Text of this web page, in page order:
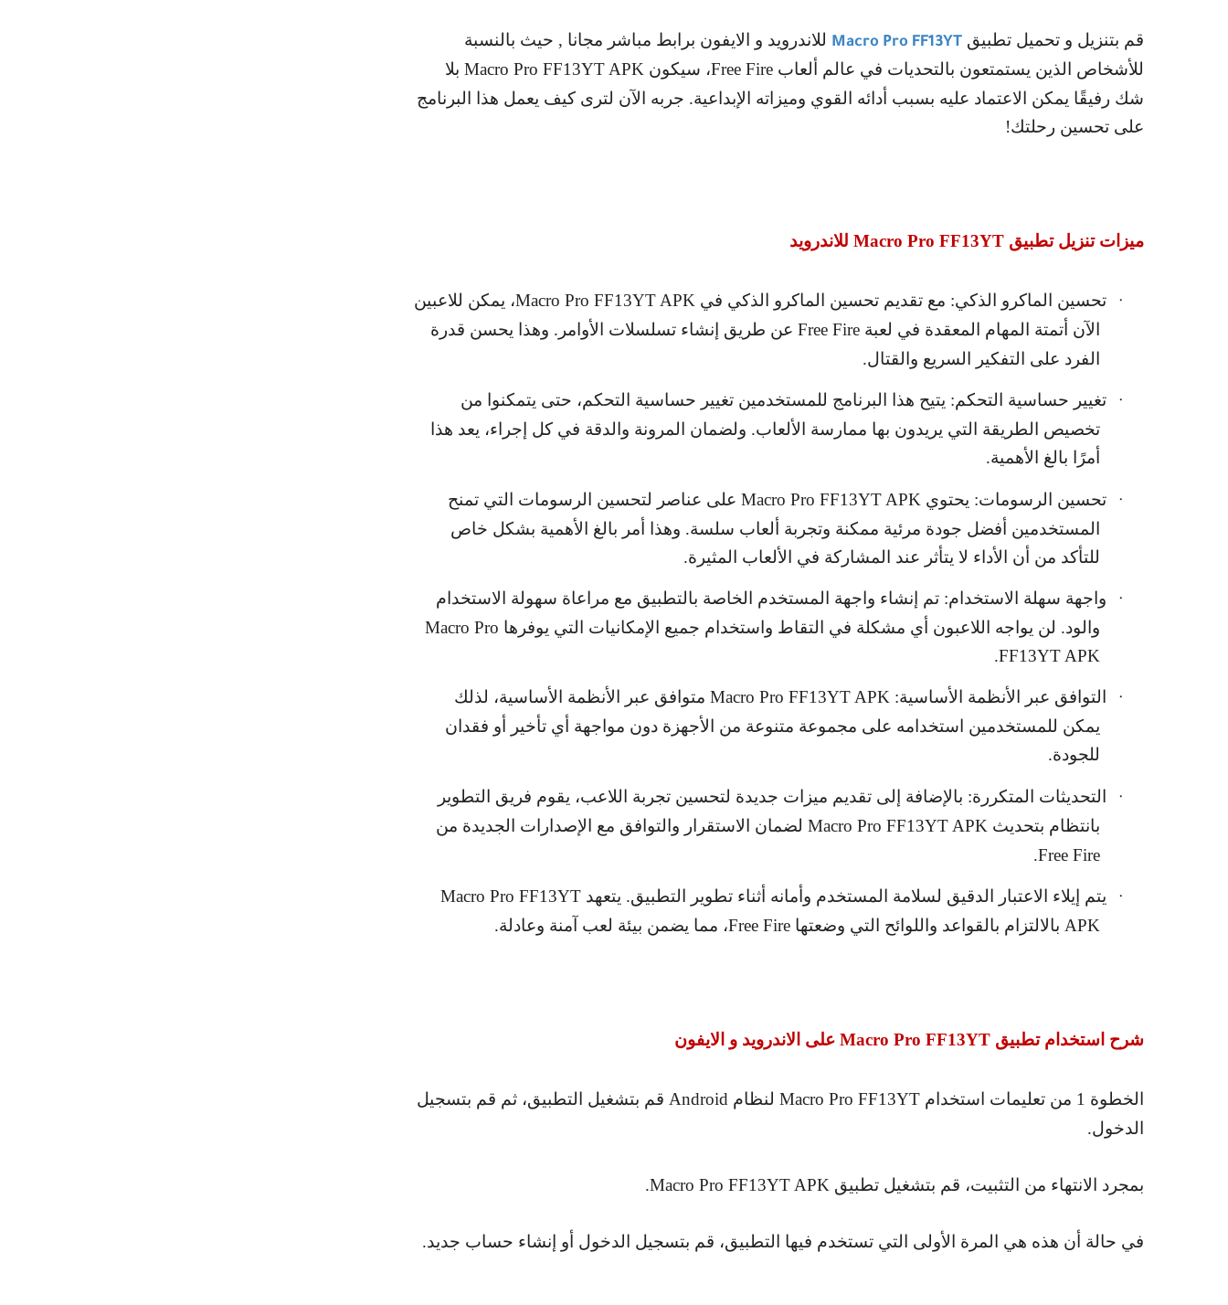
قم بتنزيل و تحميل تطبيق Macro Pro FF13YT للاندرويد و الايفون برابط مباشر مجانا , حيث بالنسبة
للأشخاص الذين يستمتعون بالتحديات في عالم ألعاب Free Fire، سيكون Macro Pro FF13YT APK بلا
شك رفيقًا يمكن الاعتماد عليه بسبب أدائه القوي وميزاته الإبداعية. جربه الآن لترى كيف يعمل هذا البرنامج
على تحسين رحلتك!
ميزات تنزيل تطبيق Macro Pro FF13YT للاندرويد
· تحسين الماكرو الذكي: مع تقديم تحسين الماكرو الذكي في Macro Pro FF13YT APK، يمكن للاعبين
الآن أتمتة المهام المعقدة في لعبة Free Fire عن طريق إنشاء تسلسلات الأوامر. وهذا يحسن قدرة
الفرد على التفكير السريع والقتال.
·
تغيير حساسية التحكم: يتيح هذا البرنامج للمستخدمين تغيير حساسية التحكم، حتى يتمكنوا من
تخصيص الطريقة التي يريدون بها ممارسة الألعاب. ولضمان المرونة والدقة في كل إجراء، يعد هذا
أمرًا بالغ الأهمية.
· تحسين الرسومات: يحتوي Macro Pro FF13YT APK على عناصر لتحسين الرسومات التي تمنح
المستخدمين أفضل جودة مرئية ممكنة وتجربة ألعاب سلسة. وهذا أمر بالغ الأهمية بشكل خاص
للتأكد من أن الأداء لا يتأثر عند المشاركة في الألعاب المثيرة.
·
واجهة سهلة الاستخدام: تم إنشاء واجهة المستخدم الخاصة بالتطبيق مع مراعاة سهولة الاستخدام
والود. لن يواجه اللاعبون أي مشكلة في التقاط واستخدام جميع الإمكانيات التي يوفرها Macro Pro
FF13YT APK
.
· التوافق عبر الأنظمة الأساسية: Macro Pro FF13YT APK متوافق عبر الأنظمة الأساسية، لذلك
يمكن للمستخدمين استخدامه على مجموعة متنوعة من الأجهزة دون مواجهة أي تأخير أو فقدان
للجودة.
·
التحديثات المتكررة: بالإضافة إلى تقديم ميزات جديدة لتحسين تجربة اللاعب، يقوم فريق التطوير
بانتظام بتحديث Macro Pro FF13YT APK لضمان الاستقرار والتوافق مع الإصدارات الجديدة من
Free Fire
.
· يتم إيلاء الاعتبار الدقيق لسلامة المستخدم وأمانه أثناء تطوير التطبيق. يتعهد Macro Pro FF13YT
APK بالالتزام بالقواعد واللوائح التي وضعتها Free Fire، مما يضمن بيئة لعب آمنة وعادلة.
شرح استخدام تطبيق Macro Pro FF13YT على الاندرويد و الايفون
الخطوة 1 من تعليمات استخدام Macro Pro FF13YT لنظام Android قم بتشغيل التطبيق، ثم قم بتسجيل
الدخول.
بمجرد الانتهاء من التثبيت، قم بتشغيل تطبيق Macro Pro FF13YT APK
.
في حالة أن هذه هي المرة الأولى التي تستخدم فيها التطبيق، قم بتسجيل الدخول أو إنشاء حساب جديد.